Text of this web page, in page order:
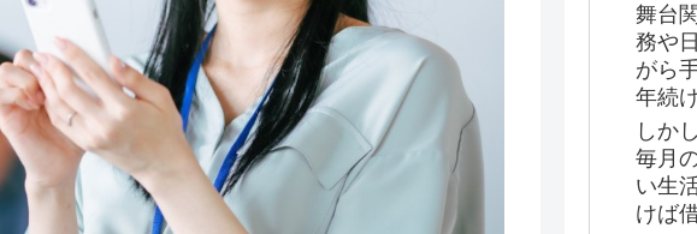
舞台
務や
がら
年続
しか
毎月
い生
けば